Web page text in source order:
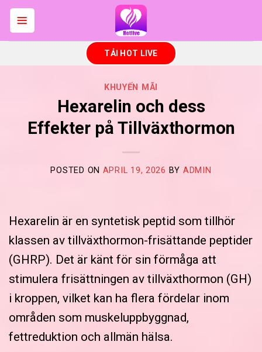
Skip
to
TẢI HOT LIVE
KHUYẾN MÃI
Hexarelin och dess
Effekter på Tillväxthormon
POSTED ON APRIL 19, 2026 BY ADMIN
Hexarelin är en syntetisk peptid som tillhör
klassen av tillväxthormon-frisättande peptider
(GHRP). Det är känt för sin förmåga att
stimulera frisättningen av tillväxthormon (GH)
i kroppen, vilket kan ha flera fördelar inom
områden som muskeluppbyggnad,
fettreduktion och allmän hälsa.